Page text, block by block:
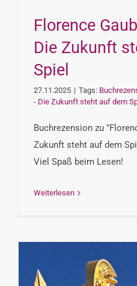
Florence
Die Zukunft
Spiel
27.11.2025 | Tags:
- Die Zukunft steht auf dem
Buchrezension zu
Zukunft steht auf dem
Viel Spaß beim Lesen!
Weiterlesen